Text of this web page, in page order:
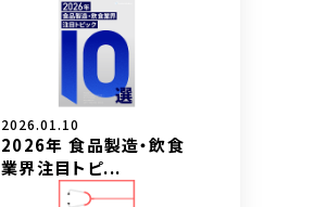
2026.01.10
2026年 食品製造・飲食
業界注目トピ...